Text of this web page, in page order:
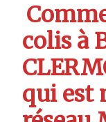
colis à
qui est